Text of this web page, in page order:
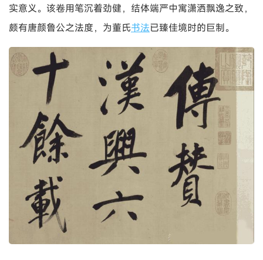
实意义。该卷用笔沉着劲健，结体端严中寓潇洒飘逸之致，
颇有唐颜鲁公之法度，为董氏书法已臻佳境时的巨制。